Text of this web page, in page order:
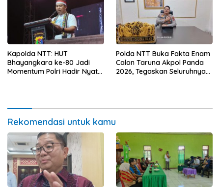
Kapolda NTT: HUT
Bhayangkara ke-80 Jadi
Momentum Polri Hadir Nyata
Polda NTT Buka Fakta Enam
Calon Taruna Akpol Panda
2026, Tegaskan Seluruhnya
Rekomendasi untuk kamu